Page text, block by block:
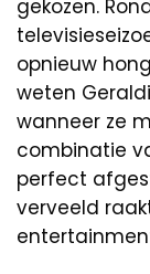
gekozen.
opnieuw
weten
wanneer ze
combinatie
perfect
verveeld